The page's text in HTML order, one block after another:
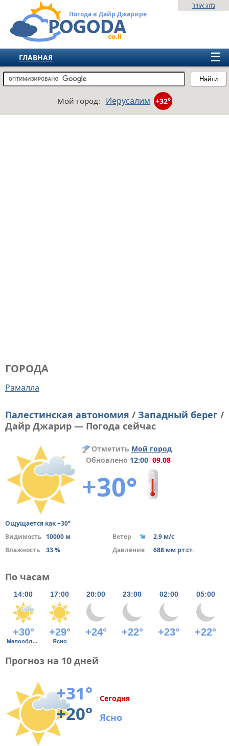
Погода в Дайр Джарире
Найти
מזג אוויר
☰
ГЛАВНАЯ
ИЗРАИЛЬ
ЕВРОПА
Мой город: Иерусалим +32°
ГОРОДА
Рамалла
Палестинская автономия / Западный берег /
Дайр Джарир — Погода сейчас
Отметить Мой город
Обновлено 12:00 09.08
+30°
Ощущается как +30°
Видимость 10000 м Ветер
2.9 м/с
Влажность
33 % Давление 688 мм рт.ст.
По часам
14:00 17:00 20:00 23:00 02:00 05:00
+30° +29° +24° +22° +23° +22°
Малооблачно Ясно
Прогноз на 10 дней
+31°
+20°
Сегодня
Ясно